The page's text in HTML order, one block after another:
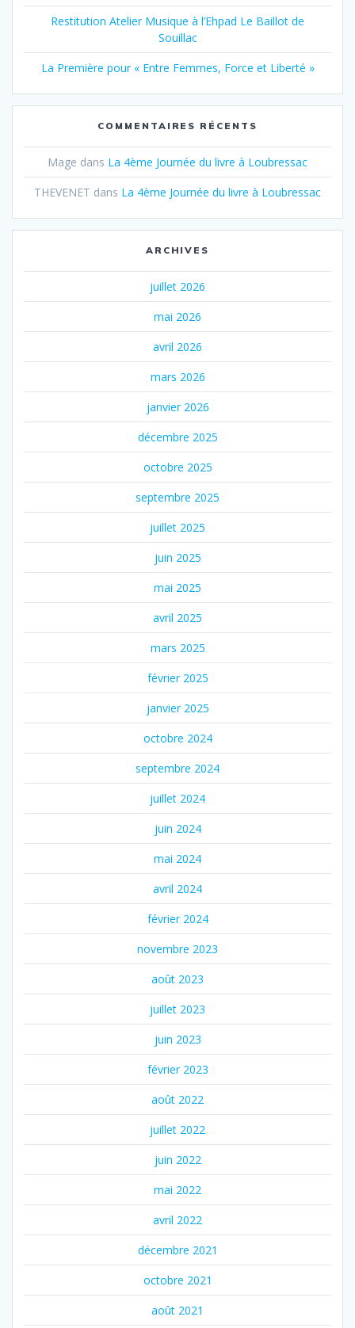
Restitution Atelier Musique à l’Ehpad Le Baillot de
Souillac
La Première pour « Entre Femmes, Force et Liberté »
COMMENTAIRES RÉCENTS
Mage dans La 4ème Journée du livre à Loubressac
THEVENET dans La 4ème Journée du livre à Loubressac
ARCHIVES
juillet 2026
mai 2026
avril 2026
mars 2026
janvier 2026
décembre 2025
octobre 2025
septembre 2025
juillet 2025
juin 2025
mai 2025
avril 2025
mars 2025
février 2025
janvier 2025
octobre 2024
septembre 2024
juillet 2024
juin 2024
mai 2024
avril 2024
février 2024
novembre 2023
août 2023
juillet 2023
juin 2023
février 2023
août 2022
juillet 2022
juin 2022
mai 2022
avril 2022
décembre 2021
octobre 2021
août 2021